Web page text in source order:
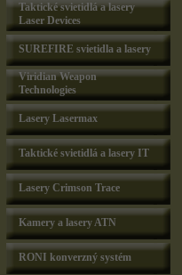
Taktické svietidlá a lasery
Laser Devices
SUREFIRE svietidla a lasery
Viridian Weapon
Technologies
Lasery Lasermax
Taktické svietidlá a lasery IT
Lasery Crimson Trace
Kamery a lasery ATN
RONI konverzný systém